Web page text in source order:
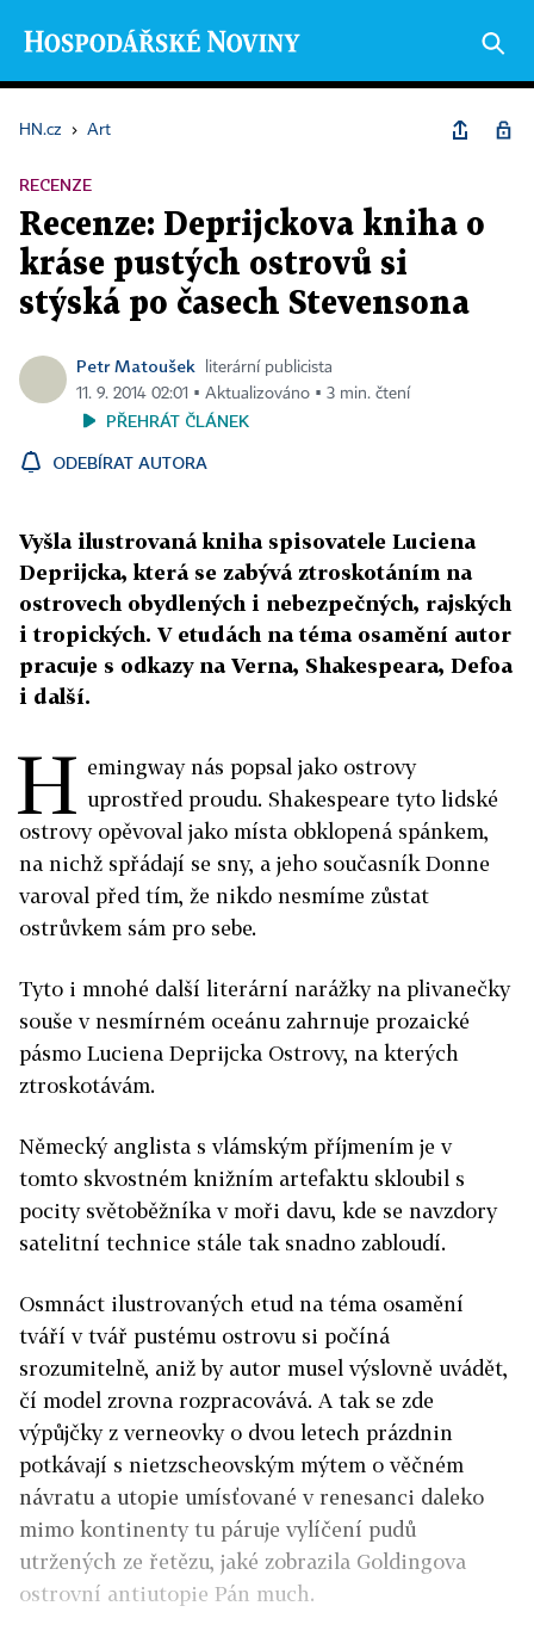
HN.cz › Art
RECENZE
Recenze: Deprijckova kniha o
kráse pustých ostrovů si
stýská po časech Stevensona
Petr Matoušek
literární publicista
11. 9. 2014 02:01 ▪ Aktualizováno ▪ 3 min. čtení
PŘEHRÁT ČLÁNEK
ODEBÍRAT AUTORA
Vyšla ilustrovaná kniha spisovatele Luciena
Deprijcka, která se zabývá ztroskotáním na
ostrovech obydlených i nebezpečných, rajských
i tropických. V etudách na téma osamění autor
pracuje s odkazy na Verna, Shakespeara, Defoa
i další.
H emingway nás popsal jako ostrovy
uprostřed proudu. Shakespeare tyto lidské
ostrovy opěvoval jako místa obklopená spánkem,
na nichž spřádají se sny, a jeho současník Donne
varoval před tím, že nikdo nesmíme zůstat
ostrůvkem sám pro sebe.
Tyto i mnohé další literární narážky na plivanečky
souše v nesmírném oceánu zahrnuje prozaické
pásmo Luciena Deprijcka Ostrovy, na kterých
ztroskotávám.
Německý anglista s vlámským příjmením je v
tomto skvostném knižním artefaktu skloubil s
pocity světoběžníka v moři davu, kde se navzdory
satelitní technice stále tak snadno zabloudí.
Osmnáct ilustrovaných etud na téma osamění
tváří v tvář pustému ostrovu si počíná
srozumitelně, aniž by autor musel výslovně uvádět,
čí model zrovna rozpracovává. A tak se zde
výpůjčky z verneovky o dvou letech prázdnin
potkávají s nietzscheovským mýtem o věčném
návratu a utopie umísťované v renesanci daleko
mimo kontinenty tu páruje vylíčení pudů
utržených ze řetězu, jaké zobrazila Goldingova
ostrovní antiutopie Pán much.